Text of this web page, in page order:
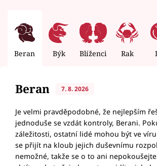
Beran Býk Blíženci Rak
Beran 7. 8. 2026
Je velmi pravděpodobné, že nejlepším
jednoduše se vzdát kontroly, Berani.
záležitosti, ostatní lidé mohou být ve
se přijít na kloub jejich duševnímu
nemožné, takže se o to ani